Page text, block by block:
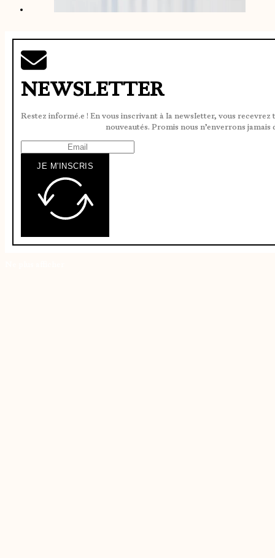
NEWSLETTER
Restez informé.e ! En vous inscrivant à la newsletter, vous
nouveautés. Promis nous n’enverrons jamais
JE M'INSCRIS